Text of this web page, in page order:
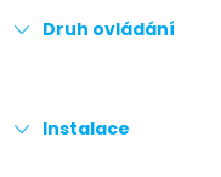
Druh ovládání
Instalace